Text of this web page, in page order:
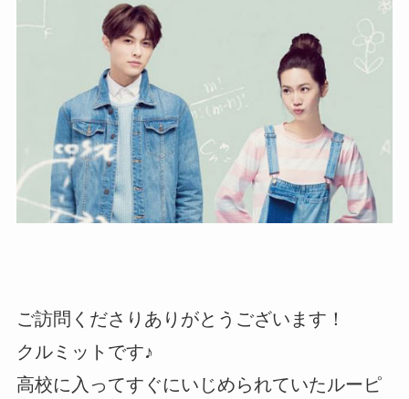
ご訪問くださりありがとうございます！
クルミットです♪
高校に入ってすぐにいじめられていたルーピ